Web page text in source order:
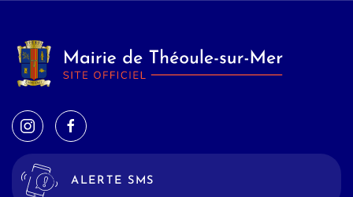
ALERTE SMS